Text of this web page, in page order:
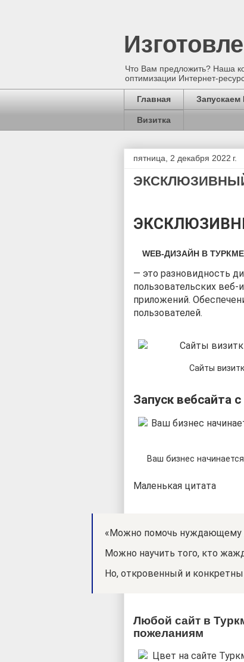
Что Вам предложить? Наша
оптимизации Интернет-
Главная
Визитка
пятница, 2 декабря 2022 г.
WEB-ДИЗАЙН В
— это разновидность
пользовательских
приложений.
пользователей.
Сайты
Запуск вебсайта
Ваш бизнес
Маленькая цитата
«Можно помочь нуждающему
Можно научить того, кто
Но, откровенный и
Любой сайт в
пожеланиям